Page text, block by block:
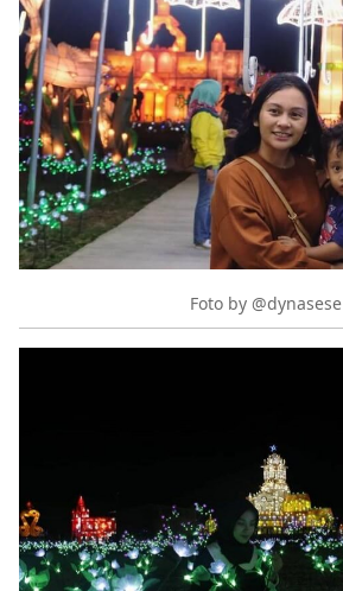
Foto by @dynasese